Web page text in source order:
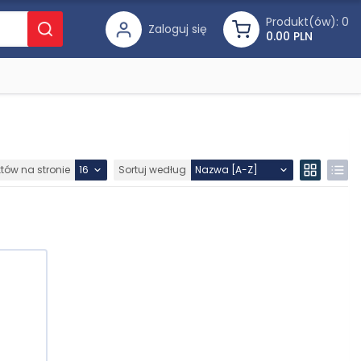
Produkt(ów): 0
0.00 PLN
Zaloguj się
na stronie Sortuj według